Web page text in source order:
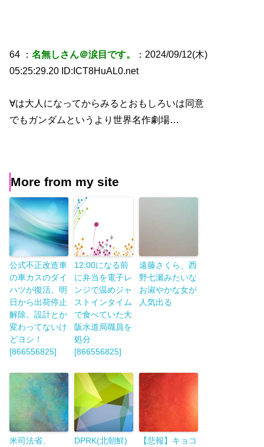
64 ：名無しさん＠涙目です。
：2024/09/12(木)
05:25:29.20 ID:ICT8HuAL0.net
∀は大人になってからみるとおもしろいは同意
でもガンダムというより世界名作劇場…
More from my site
公式不正改造車
の車カスのダイ
ハツが復活。明
日から出荷停止
解除。設計とか
変わってないけ
どヨシ！
[866556825]
12:00になる前
に弁当を電子レ
ンジで温めジャ
ストインタイム
で食べていた大
阪水道局職員を
処分
[866556825]
遠藤さくら、西
野七瀬みたいな
お淑やかな女が
人気出る
米司法省、
DPRK(北朝鮮)
【悲報】キョコ